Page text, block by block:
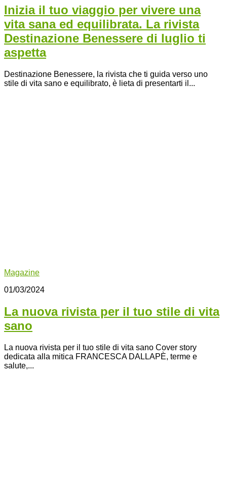
Inizia il tuo viaggio per vivere una
vita sana ed equilibrata. La rivista
Destinazione Benessere di luglio ti
aspetta
Destinazione Benessere, la rivista che ti guida verso uno
stile di vita sano e equilibrato, è lieta di presentarti il...
Magazine
01/03/2024
La nuova rivista per il tuo stile di vita
sano
La nuova rivista per il tuo stile di vita sano Cover story
dedicata alla mitica FRANCESCA DALLAPÈ, terme e
salute,...